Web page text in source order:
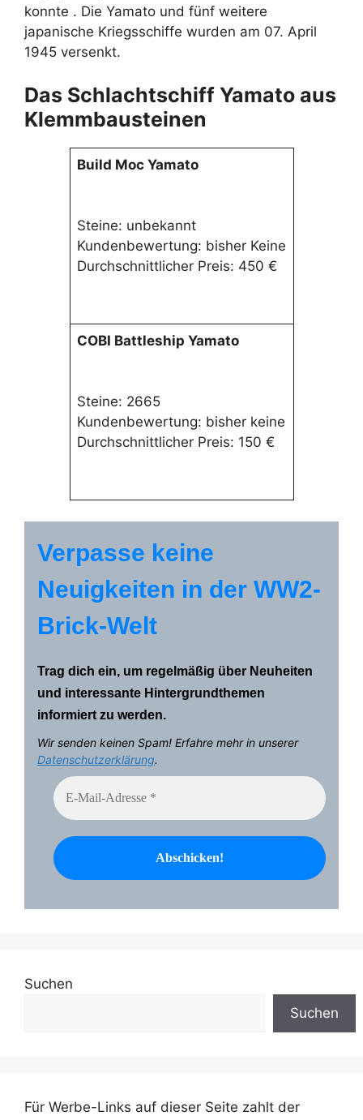
konnte . Die Yamato und fünf weitere
japanische Kriegsschiffe wurden am 07. April
1945 versenkt.
Das Schlachtschiff Yamato aus
Klemmbausteinen
Build Moc Yamato
Steine: unbekannt
Kundenbewertung: bisher Keine
Durchschnittlicher Preis: 450 €
COBI Battleship Yamato
Steine: 2665
Kundenbewertung: bisher keine
Durchschnittlicher Preis: 150 €
Verpasse keine
Neuigkeiten in der WW2-
Brick-Welt
Trag dich ein, um regelmäßig über Neuheiten
und interessante Hintergrundthemen
informiert zu werden.
Wir senden keinen Spam! Erfahre mehr in unserer
Datenschutzerklärung.
Suchen
Suchen
Für Werbe-Links auf dieser Seite zahlt der